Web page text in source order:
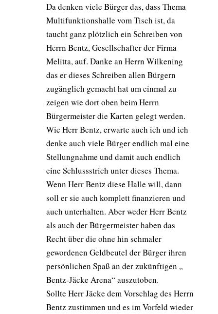
Da denken viele Bürger das, dass Thema
Multifunktionshalle vom Tisch ist, da
taucht ganz plötzlich ein Schreiben von
Herrn Bentz, Gesellschafter der Firma
Melitta, auf. Danke an Herrn Wilkening
das er dieses Schreiben allen Bürgern
zugänglich gemacht hat um einmal zu
zeigen wie dort oben beim Herrn
Bürgermeister die Karten gelegt werden.
Wie Herr Bentz, erwarte auch ich und ich
denke auch viele Bürger endlich mal eine
Stellungnahme und damit auch endlich
eine Schlussstrich unter dieses Thema.
Wenn Herr Bentz diese Halle will, dann
soll er sie auch komplett finanzieren und
auch unterhalten. Aber weder Herr Bentz
als auch der Bürgermeister haben das
Recht über die ohne hin schmaler
gewordenen Geldbeutel der Bürger ihren
persönlichen Spaß an der zukünftigen „
Bentz-Jäcke Arena“ auszutoben.
Sollte Herr Jäcke dem Vorschlag des Herrn
Bentz zustimmen und es im Vorfeld wieder